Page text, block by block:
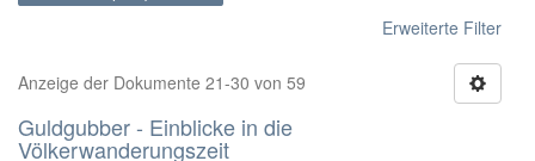
Erweiterte Filter
Anzeige der Dokumente 21-30 von 59
Guldgubber - Einblicke in die
Völkerwanderungszeit